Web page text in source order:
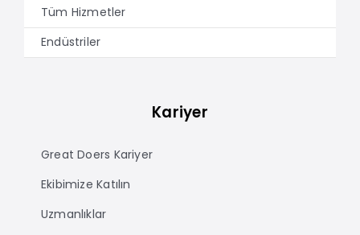
Tüm Hizmetler
Endüstriler
Kariyer
Great Doers Kariyer
Ekibimize Katılın
Uzmanlıklar